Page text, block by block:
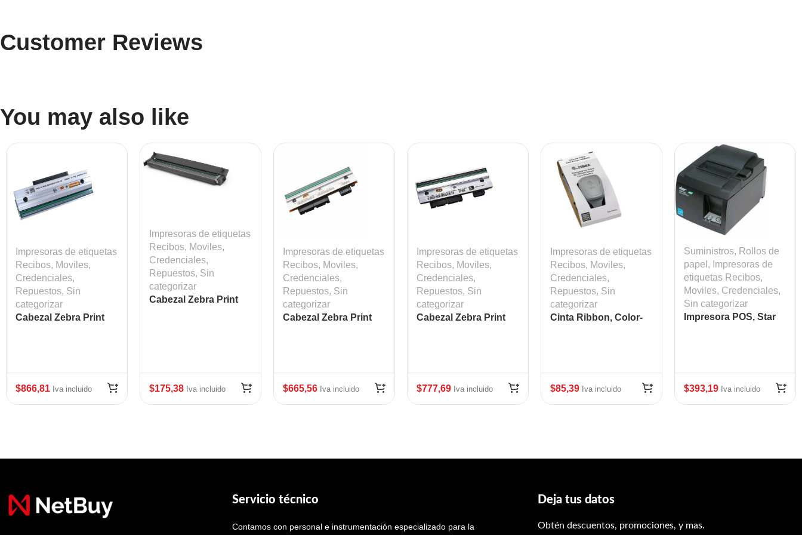
Customer Reviews
You may also like
Impresoras de etiquetas
Recibos, Moviles,
Credenciales,
Repuestos, Sin
categorizar
Cabezal Zebra Print
$866,81 Iva incluido
Impresoras de etiquetas
Recibos, Moviles,
Credenciales,
Repuestos, Sin
categorizar
Cabezal Zebra Print
$175,38 Iva incluido
Impresoras de etiquetas
Recibos, Moviles,
Credenciales,
Repuestos, Sin
categorizar
Cabezal Zebra Print
$665,56 Iva incluido
Impresoras de etiquetas
Recibos, Moviles,
Credenciales,
Repuestos, Sin
categorizar
Cabezal Zebra Print
$777,69 Iva incluido
Impresoras de etiquetas
Recibos, Moviles,
Credenciales,
Repuestos, Sin
categorizar
Cinta Ribbon, Color-
$85,39 Iva incluido
Suministros, Rollos de
papel , Impresoras de
etiquetas Recibos,
Moviles, Credenciales,
Sin categorizar
Impresora POS, Star
$393,19 Iva incluido
Servicio técnico
Contamos con personal e instrumentación especializado para la
Deja tus datos
Obtén descuentos, promociones, y mas.